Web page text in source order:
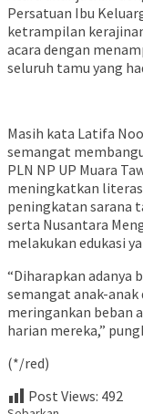
Persatuan Ibu
ketrampilan
acara dengan
seluruh tamu yang
Masih kata Latifa
semangat
PLN NP UP Muara
meningkatkan
peningkatan sarana
serta Nusantara
melakukan edukasi
“Diharapkan
semangat anak-
meringankan beban
harian mereka,”
(*/red)
Post Views: 492